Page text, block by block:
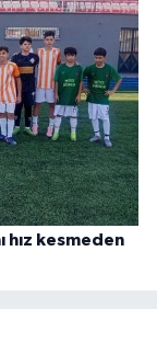
hız kesmeden